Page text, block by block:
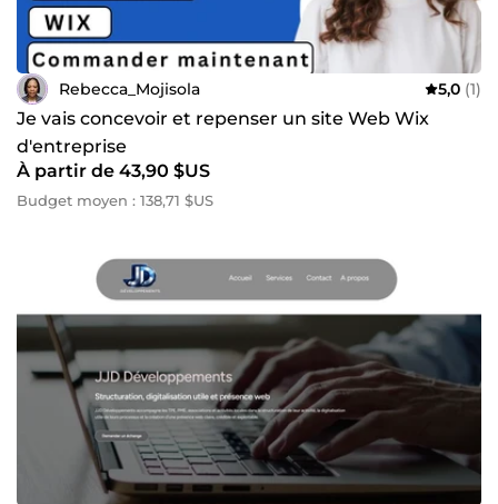
Rebecca_Mojisola 5,0 (1)
Je vais concevoir et repenser un site Web Wix
d'entreprise
À partir de 43,90 $US
Budget moyen : 138,71 $US